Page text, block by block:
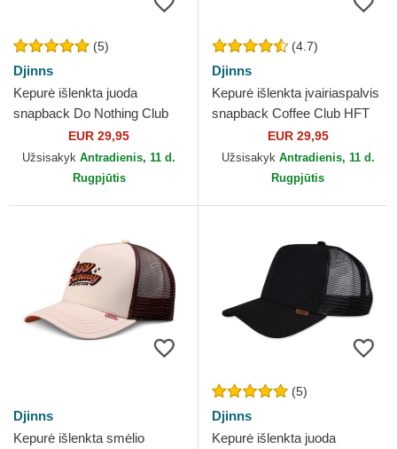
(5)
Djinns
Kepurė išlenkta juoda
snapback Do Nothing Club
HFT DNC 30th Djinns
EUR 29,95
Užsisakyk Antradienis, 11 d.
Rugpjūtis
(4.7)
Djinns
Kepurė išlenkta įvairiaspalvis
snapback Coffee Club HFT
EUR 29,95
Užsisakyk Antradienis, 11 d.
Rugpjūtis
Djinns
Kepurė išlenkta smėlio
(5)
Djinns
Kepurė išlenkta juoda